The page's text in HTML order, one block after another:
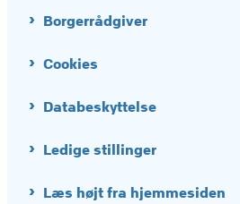
Borgerrådgiver
Cookies
Databeskyttelse
Ledige stillinger
Læs højt fra hjemmesiden